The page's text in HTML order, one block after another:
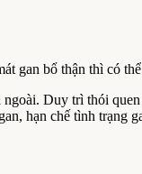
gan bổ thận thì có
Duy trì thói quen
hạn chế tình trạng